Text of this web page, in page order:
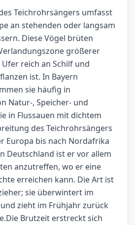
Teichrohrsängers umfasst
an stehenden oder langsam
Diese Vögel brüten
größerer
Ufer reich an Schilf und
ist. In Bayern
sie häufig in
Natur-, Speicher- und
in Flussauen mit dichtem
des Teichrohrsängers
Europa bis nach Nordafrika
Deutschland ist er vor allem
anzutreffen, wo er eine
erreichen kann. Die Art ist
sie überwintert im
zieht im Frühjahr zurück
Brutzeit erstreckt sich